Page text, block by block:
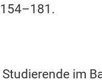
im